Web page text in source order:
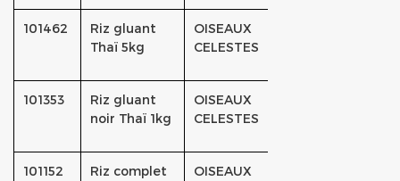
101462
Riz gluant
Thaï 5kg
OISEAUX
CELESTES
101353
Riz gluant
noir Thaï 1kg
OISEAUX
CELESTES
101152
Riz complet
OISEAUX